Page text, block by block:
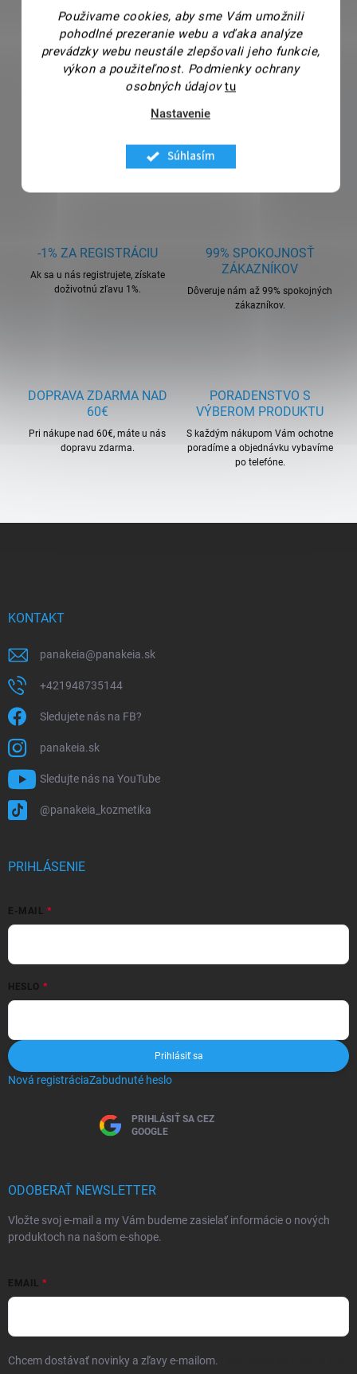
Použivame cookies, aby sme Vám umožnili
pohodlné prezeranie webu a vďaka analýze
prevádzky webu neustále zlepšovali jeho funkcie,
výkon a použiteľnost. Podmienky ochrany
osobných údajov tu
Nastavenie
Súhlasím
-1% ZA REGISTRÁCIU
Ak sa u nás registrujete, získate
doživotnú zľavu 1%.
99% SPOKOJNOSŤ
ZÁKAZNÍKOV
Dôveruje nám až 99% spokojných
zákazníkov.
DOPRAVA ZDARMA NAD
60€
Pri nákupe nad 60€, máte u nás
dopravu zdarma.
PORADENSTVO S
VÝBEROM PRODUKTU
S každým nákupom Vám ochotne
poradíme a objednávku vybavíme
po telefóne.
KONTAKT
panakeia@panakeia.sk
+421948735144
Sledujete nás na FB?
panakeia.sk
Sledujte nás na YouTube
@panakeia_kozmetika
PRIHLÁSENIE
E-MAIL
HESLO
Prihlásiť sa
Nová registráciaZabudnuté heslo
PRIHLÁSIŤ SA CEZ
GOOGLE
ODOBERAŤ NEWSLETTER
Vložte svoj e-mail a my Vám budeme zasielať informácie o nových
produktoch na našom e-shope.
EMAIL
Chcem dostávať novinky a zľavy e-mailom.